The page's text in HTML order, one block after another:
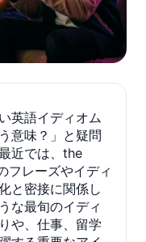
英語イディオム
意味？」と疑問
近では、the
フレーズやイディ
と密接に関係し
な最旬のイディ
や、仕事、留学